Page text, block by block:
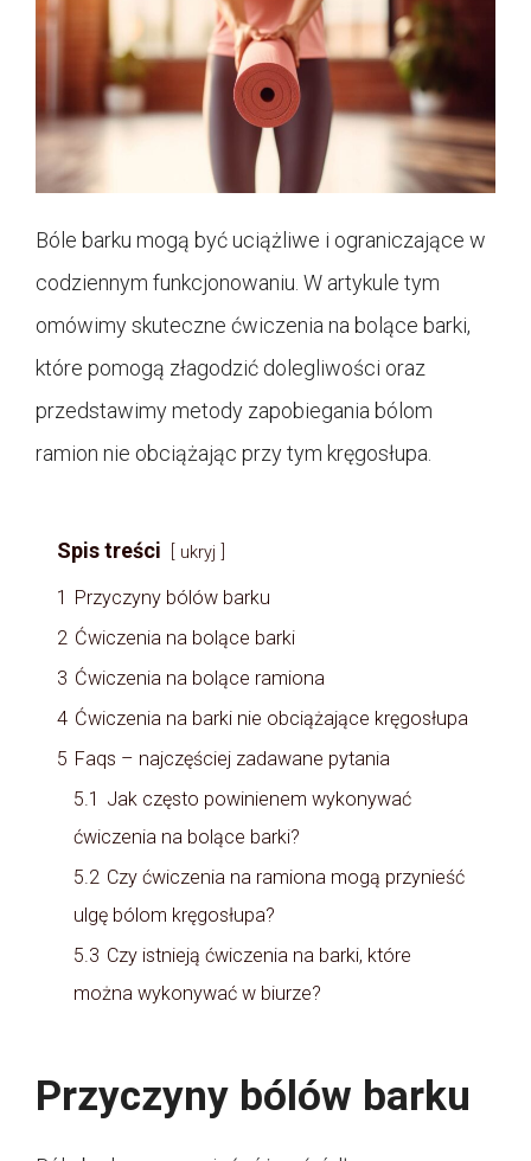
Bóle barku mogą być uciążliwe i ograniczające w
codziennym funkcjonowaniu. W artykule tym
omówimy skuteczne ćwiczenia na bolące barki,
które pomogą złagodzić dolegliwości oraz
przedstawimy metody zapobiegania bólom
ramion nie obciążając przy tym kręgosłupa.
Spis treści ukryj
1 Przyczyny bólów barku
2 Ćwiczenia na bolące barki
3 Ćwiczenia na bolące ramiona
4 Ćwiczenia na barki nie obciążające kręgosłupa
5 Faqs – najczęściej zadawane pytania
5.1 Jak często powinienem wykonywać
ćwiczenia na bolące barki?
5.2 Czy ćwiczenia na ramiona mogą przynieść
ulgę bólom kręgosłupa?
5.3 Czy istnieją ćwiczenia na barki, które
można wykonywać w biurze?
Przyczyny bólów barku